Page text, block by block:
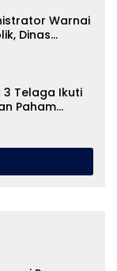
Warnai
Dinas
3 Telaga Ikuti
Paham